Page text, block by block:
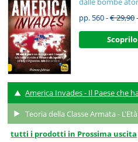
pp. 560 -€ 29,90
Scoprilo
America Invades - Il Paese che
Teoria della Classe Armata -
tutti i prodotti in Prossima uscita